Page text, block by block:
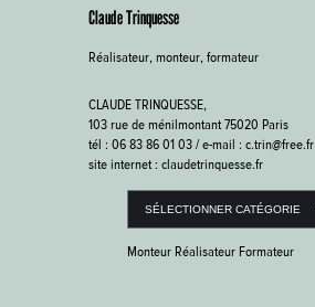
Claude Trinquesse
Réalisateur, monteur, formateur
CLAUDE TRINQUESSE,
103 rue de ménilmontant 75020 Paris
tél : 06 83 86 01 03 / e-mail : c.trin@free.fr
site internet : claudetrinquesse.fr
Monteur Réalisateur Formateur